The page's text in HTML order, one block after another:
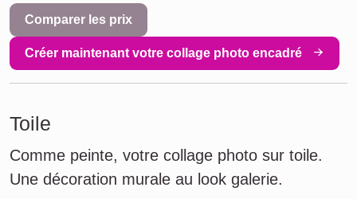
Comparer les prix
Créer maintenant votre collage photo encadré
Toile
Comme peinte, votre collage photo sur toile.
Une décoration murale au look galerie.